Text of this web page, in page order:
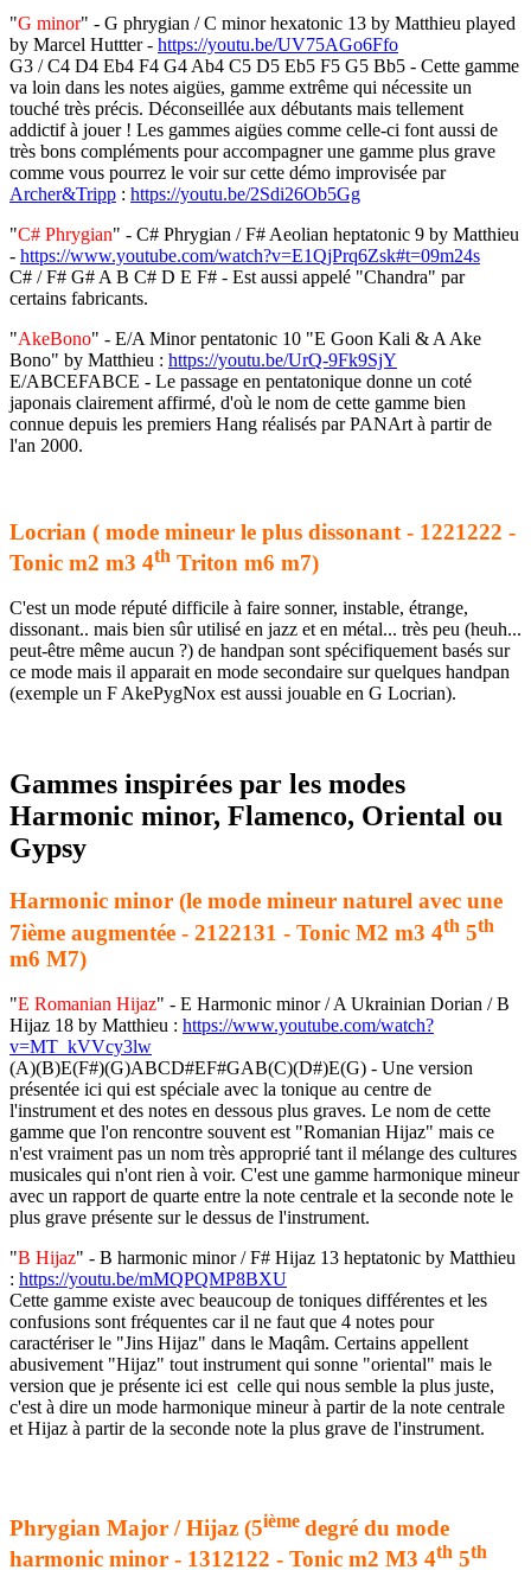
"G minor" - G phrygian / C minor hexatonic 13 by Matthieu played
by Marcel Huttter - https://youtu.be/UV75AGo6Ffo
G3 / C4 D4 Eb4 F4 G4 Ab4 C5 D5 Eb5 F5 G5 Bb5 - Cette gamme
va loin dans les notes aigües, gamme extrême qui nécessite un
touché très précis. Déconseillée aux débutants mais tellement
addictif à jouer ! Les gammes aigües comme celle-ci font aussi de
très bons compléments pour accompagner une gamme plus grave
comme vous pourrez le voir sur cette démo improvisée par
Archer&Tripp : https://youtu.be/2Sdi26Ob5Gg
"C# Phrygian" - C# Phrygian / F# Aeolian heptatonic 9 by Matthieu
- https://www.youtube.com/watch?v=E1QjPrq6Zsk#t=09m24s
C# / F# G# A B C# D E F# - Est aussi appelé "Chandra" par
certains fabricants.
"AkeBono" - E/A Minor pentatonic 10 "E Goon Kali & A Ake
Bono" by Matthieu : https://youtu.be/UrQ-9Fk9SjY
E/ABCEFABCE - Le passage en pentatonique donne un coté
japonais clairement affirmé, d'où le nom de cette gamme bien
connue depuis les premiers Hang réalisés par PANArt à partir de
l'an 2000.
Locrian ( mode mineur le plus dissonant - 1221222 -
Tonic m2 m3 4th Triton m6 m7)
C'est un mode réputé difficile à faire sonner, instable, étrange,
dissonant.. mais bien sûr utilisé en jazz et en métal... très peu (heuh...
peut-être même aucun ?) de handpan sont spécifiquement basés sur
ce mode mais il apparait en mode secondaire sur quelques handpan
(exemple un F AkePygNox est aussi jouable en G Locrian).
Gammes inspirées par les modes
Harmonic minor, Flamenco, Oriental ou
Gypsy
Harmonic minor (le mode mineur naturel avec une
7ième augmentée - 2122131 - Tonic M2 m3 4th 5th
m6 M7)
"E Romanian Hijaz" - E Harmonic minor / A Ukrainian Dorian / B
Hijaz 18 by Matthieu : https://www.youtube.com/watch?
v=MT_kVVcy3lw
(A)(B)E(F#)(G)ABCD#EF#GAB(C)(D#)E(G) - Une version
présentée ici qui est spéciale avec la tonique au centre de
l'instrument et des notes en dessous plus graves. Le nom de cette
gamme que l'on rencontre souvent est "Romanian Hijaz" mais ce
n'est vraiment pas un nom très approprié tant il mélange des cultures
musicales qui n'ont rien à voir. C'est une gamme harmonique mineur
avec un rapport de quarte entre la note centrale et la seconde note le
plus grave présente sur le dessus de l'instrument.
"B Hijaz" - B harmonic minor / F# Hijaz 13 heptatonic by Matthieu
: https://youtu.be/mMQPQMP8BXU
Cette gamme existe avec beaucoup de toniques différentes et les
confusions sont fréquentes car il ne faut que 4 notes pour
caractériser le "Jins Hijaz" dans le Maqâm. Certains appellent
abusivement "Hijaz" tout instrument qui sonne "oriental" mais le
version que je présente ici est celle qui nous semble la plus juste,
c'est à dire un mode harmonique mineur à partir de la note centrale
et Hijaz à partir de la seconde note la plus grave de l'instrument.
Phrygian Major / Hijaz (5ième degré du mode
harmonic minor - 1312122 - Tonic m2 M3 4th 5th